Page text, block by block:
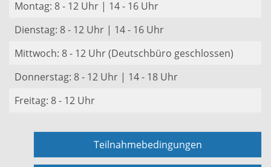
Montag: 8 - 12 Uhr | 14 - 16 Uhr
Dienstag: 8 - 12 Uhr | 14 - 16 Uhr
Mittwoch: 8 - 12 Uhr (Deutschbüro geschlossen)
Donnerstag: 8 - 12 Uhr | 14 - 18 Uhr
Freitag: 8 - 12 Uhr
Teilnahmebedingungen